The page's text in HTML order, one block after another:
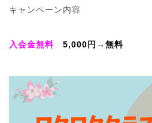
キャンペーン内容
入会金無料 5,000円→無料